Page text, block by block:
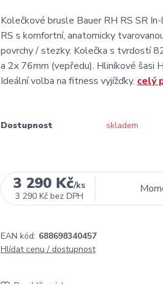
Kolečkové brusle Bauer RH RS SR
RS s komfortní, anatomicky
povrchy / stezky. Kolečka s tvrdostí
a 2x 76mm (vepředu). Hliníkové šasi
Ideální volba na fitness vyjížďky. celý
Dostupnost skladem
3 290 Kč/ks
3 290 Kč bez DPH
EAN kód: 688698340457
Hlídat cenu / dostupnost